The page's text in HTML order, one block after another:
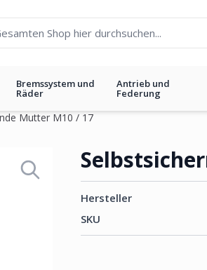
Bremssystem und
Räder
Antrieb und
Federung
Mutter M10 / 17
Hersteller
SKU